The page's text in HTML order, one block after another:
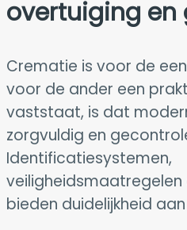
overtuiging en
Crematie is voor de
voor de ander een
vaststaat, is dat
zorgvuldig en
Identificatiesystemen,
veiligheidsmaatregelen
bieden duidelijkheid